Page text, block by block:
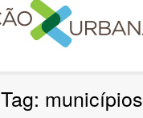
Tag: municípios